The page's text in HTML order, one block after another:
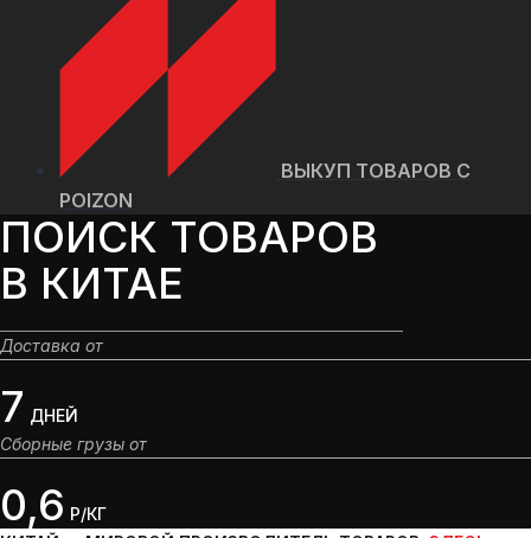
ВЫКУП ТОВАРОВ C
POIZON
ПОИСК ТОВАРОВ
В КИТАЕ
Доставка от
7 ДНЕЙ
Сборные грузы от
0,6 Р/КГ